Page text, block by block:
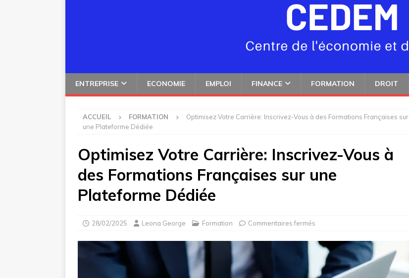
ENTREPRISE ECONOMIE EMPLOI FINANCE FORMATION DROIT
ACCUEIL FORMATION
Optimisez Votre Carrière: Inscrivez-Vous à des Formations Françaises sur
une Plateforme Dédiée
Optimisez Votre Carrière: Inscrivez-Vous à
des Formations Françaises sur une
Plateforme Dédiée
28/02/2025 Leona George Formation Commentaires fermés